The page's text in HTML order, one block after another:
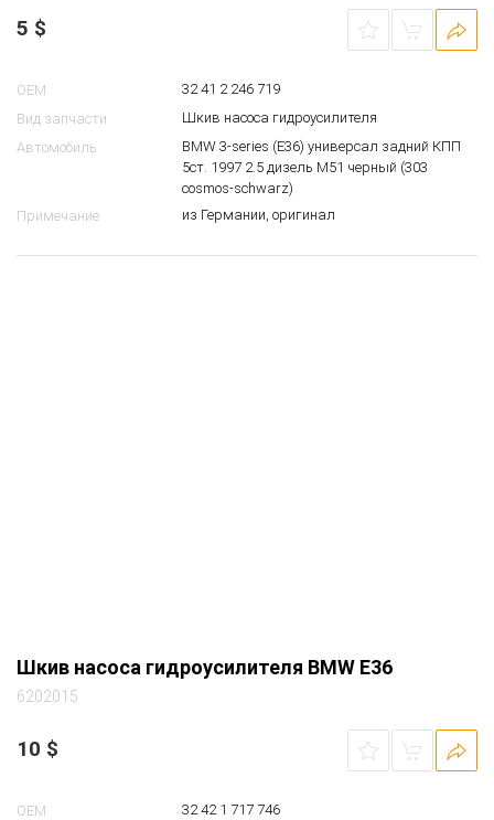
5 $
OEM
32 41 2 246 719
Вид запчасти
Шкив насоса гидроусилителя
Автомобиль
BMW 3-series (E36) универсал задний КПП
5ст. 1997 2.5 дизель M51 черный (303
cosmos-schwarz)
Примечание
из Германии, оригинал
Шкив насоса гидроусилителя BMW E36
6202015
10 $
OEM 32 42 1 717 746